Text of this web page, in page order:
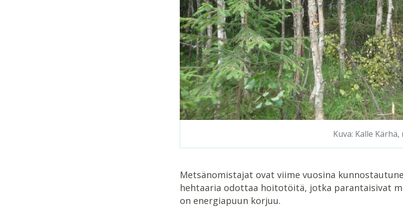
Kuva: Kalle
Metsänomistajat ovat viime vuosina
hehtaaria odottaa hoitotöitä, jotka parantaisivat
on energiapuun korjuu.